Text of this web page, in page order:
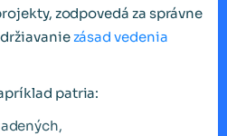
zodpovedá za správne
zásad vedenia
patria: